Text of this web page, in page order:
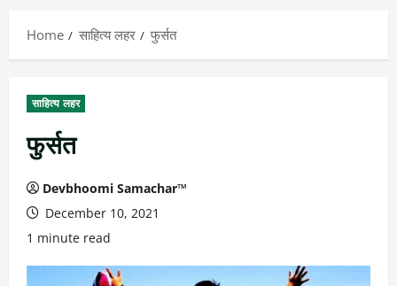
Home साहित्य लहर फुर्सत
साहित्य लहर
फुर्सत
Devbhoomi Samachar™
December 10, 2021
1 minute read